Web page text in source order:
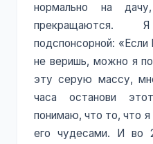
нормально на
подспонсорной: «Если
не веришь, можно я
эту серую массу,
часа останови
понимаю, что то, что
его чудесами. И во